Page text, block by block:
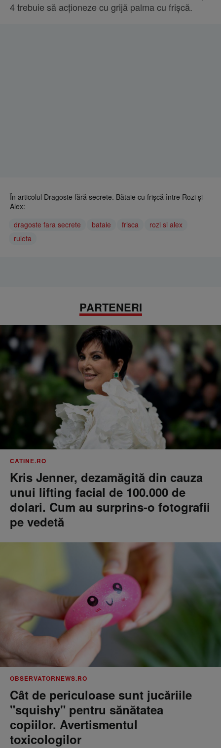
4 trebuie să acționeze cu grijă palma cu frișcă.
În articolul Dragoste fără secrete. Bătaie cu frișcă între Rozi și
Alex:
dragoste fara secrete
bataie frisca
rozi si alex
ruleta
PARTENERI
CATINE.RO
Kris Jenner, dezamăgită din cauza
unui lifting facial de 100.000 de
dolari. Cum au surprins-o fotografii
pe vedetă
OBSERVATORNEWS.RO
Cât de periculoase sunt jucăriile
"squishy" pentru sănătatea
copiilor. Avertismentul
toxicologilor